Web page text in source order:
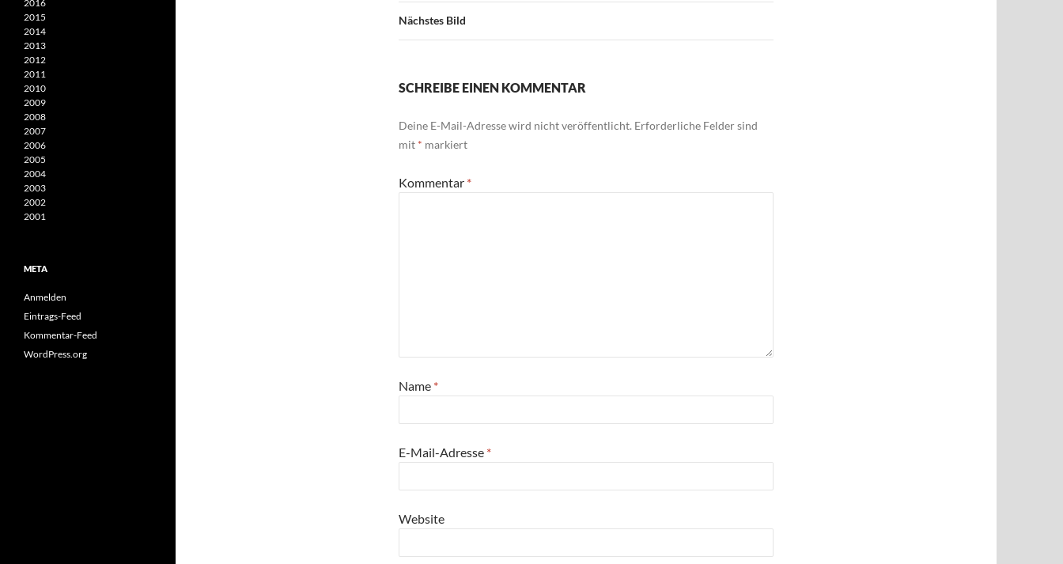
Nächstes Bild
SCHREIBE EINEN KOMMENTAR
Deine E-Mail-Adresse wird nicht veröffentlicht. Erforderliche Felder sind
mit * markiert
Kommentar *
Name *
E-Mail-Adresse *
Website
2016
2015
2014
2013
2012
2011
2010
2009
2008
2007
2006
2005
2004
2003
2002
2001
META
Anmelden
Eintrags-Feed
Kommentar-Feed
WordPress.org